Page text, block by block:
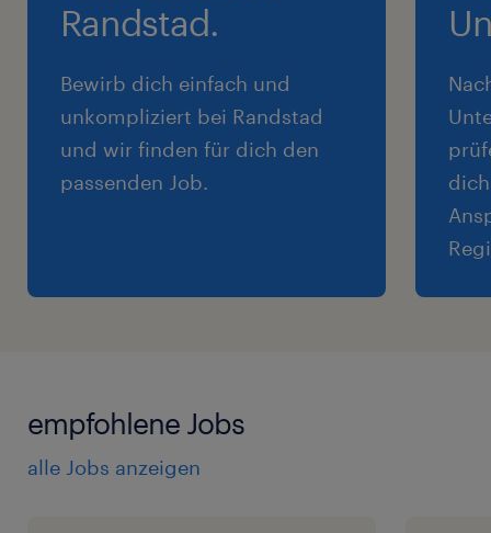
Randstad.
Bewirb dich einfach und
unkompliziert bei Randstad
und wir finden für dich den
passenden Job.
empfohlene Jobs
alle Jobs anzeigen